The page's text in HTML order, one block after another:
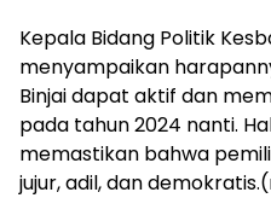
Kepala Bidang Politik
menyampaikan
Binjai dapat aktif dan
pada tahun 2024 nanti.
memastikan bahwa
jujur, adil, dan